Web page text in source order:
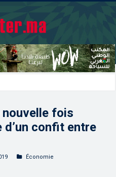
nouvelle fois
confit entre
Économie